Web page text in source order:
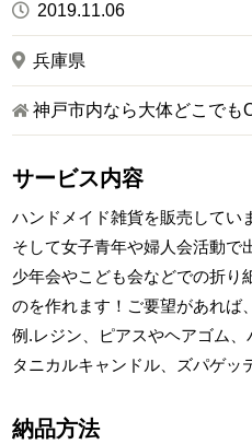
2019.11.06
兵庫県
神戸市内なら大体どこでも
サービス内容
ハンドメイド雑貨を販売してい
そして女子青年や婦人会活動で
少年会やこども会などでの折り
のを作れます！ご要望があれ
例.レジン、ピアスやヘアゴム
タニカルキャンドル、ズパゲ
納品方法